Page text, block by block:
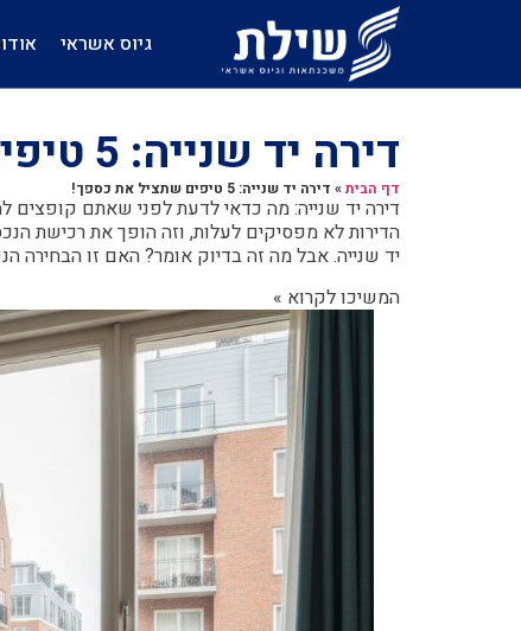
גיוס אשראי
דירה יד שנייה: 5 טיפים שתציל את כספך!
דף הבית» דירה יד שנייה: 5 טיפים שתציל את כספך!
דירה יד שנייה: מה כדאי לדעת לפני שאתם קופצים
הדירות לא מפסיקים לעלות, וזה הופך את רכישת
יד שנייה. אבל מה זה בדיוק אומר? האם זו הבחירה
המשיכו לקרוא »